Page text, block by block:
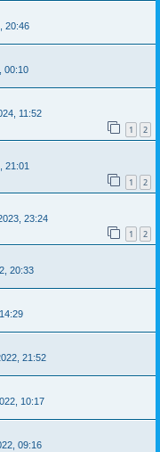
20:46
00:10
11:52
1 2
21:01
1 2
23:24
1 2
20:33
21:52
10:17
09:16